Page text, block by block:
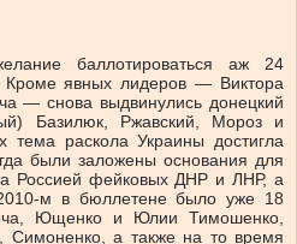
баллотироваться аж 24
Кроме явных лидеров — Виктора
— снова выдвинулись донецкий
Базилюк, Ржавский, Мороз и
раскола Украины достигла
были заложены основания для
Россией фейковых ДНР и ЛНР, а
м в бюллетене было уже 18
Ющенко и Юлии Тимошенко,
Симоненко, а также на то время